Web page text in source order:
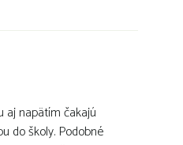
aj napätím čakajú
do školy. Podobné